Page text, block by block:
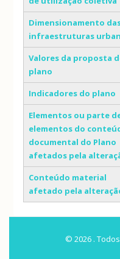
Dimensionamento
infraestruturas
Valores da proposta
plano
Indicadores do plano
Elementos ou parte
elementos do
documental do Plano
afetados pela
Conteúdo material
afetado pela
© 2026 .